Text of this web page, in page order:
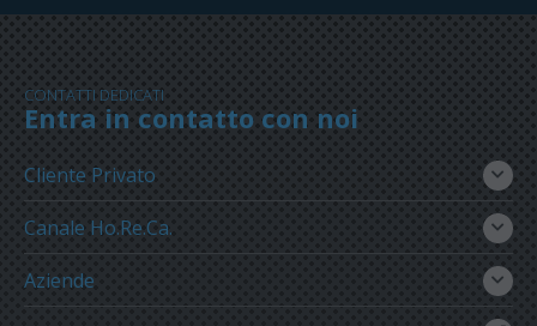
CONTATTI DEDICATI
Entra in contatto con noi
Cliente Privato
Canale Ho.Re.Ca.
Aziende